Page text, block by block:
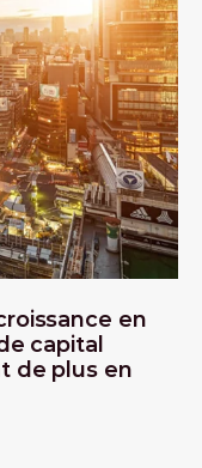
en
capital
de plus en